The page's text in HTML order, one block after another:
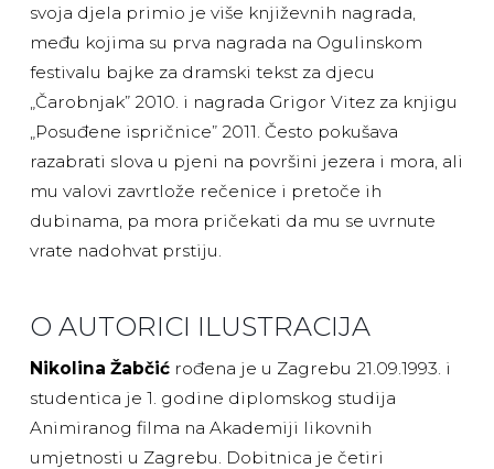
svoja djela primio je više književnih nagrada,
među kojima su prva nagrada na Ogulinskom
festivalu bajke za dramski tekst za djecu
„Čarobnjak” 2010. i nagrada Grigor Vitez za knjigu
„Posuđene ispričnice” 2011. Često pokušava
razabrati slova u pjeni na površini jezera i mora, ali
mu valovi zavrtlože rečenice i pretoče ih
dubinama, pa mora pričekati da mu se uvrnute
vrate nadohvat prstiju.
O AUTORICI ILUSTRACIJA
Nikolina Žabčićrođena je u Zagrebu 21.09.1993. i
studentica je 1. godine diplomskog studija
Animiranog filma na Akademiji likovnih
umjetnosti u Zagrebu. Dobitnica je četiri